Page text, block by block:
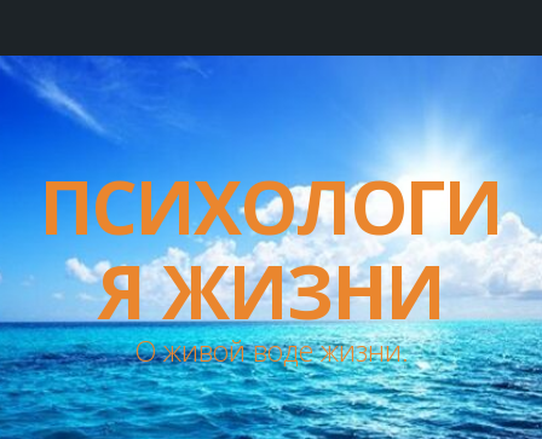
ПСИХОЛОГИ
Я ЖИЗНИ
О живой воде жизни.